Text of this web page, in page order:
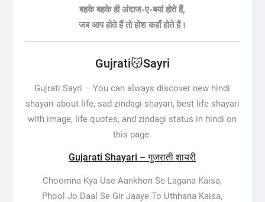
बहके बहके ही अंदाज-ए-बयां होते हैं,
जब आप होते हैं तो होश कहाँ होते हैं।
Gujrati😽Sayri
Gujrati Sayri –You can always discover new hindi
shayari about life, sad zindagi shayari, best life shayari
with image, life quotes, and zindagi status in hindi on
this page.
Gujarati Shayari – गुजराती शायरी
Choomna Kya Use Aankhon Se Lagana Kaisa,
Phool Jo Daal Se Gir Jaaye To Uthhana Kaisa,